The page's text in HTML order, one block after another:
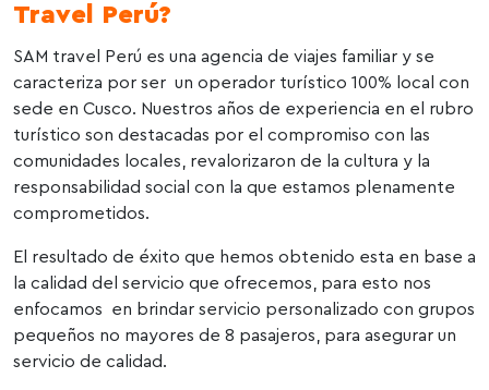
Travel Perú?
SAM travel Perú es una agencia de viajes familiar y se
caracteriza por ser un operador turístico 100% local con
sede en Cusco. Nuestros años de experiencia en el rubro
turístico son destacadas por el compromiso con las
comunidades locales, revalorizaron de la cultura y la
responsabilidad social con la que estamos plenamente
comprometidos.
El resultado de éxito que hemos obtenido esta en base a
la calidad del servicio que ofrecemos, para esto nos
enfocamos en brindar servicio personalizado con grupos
pequeños no mayores de 8 pasajeros, para asegurar un
servicio de calidad.